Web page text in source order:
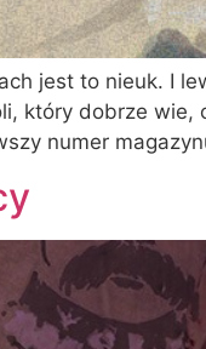
jest to nieuk. I
który dobrze
numer